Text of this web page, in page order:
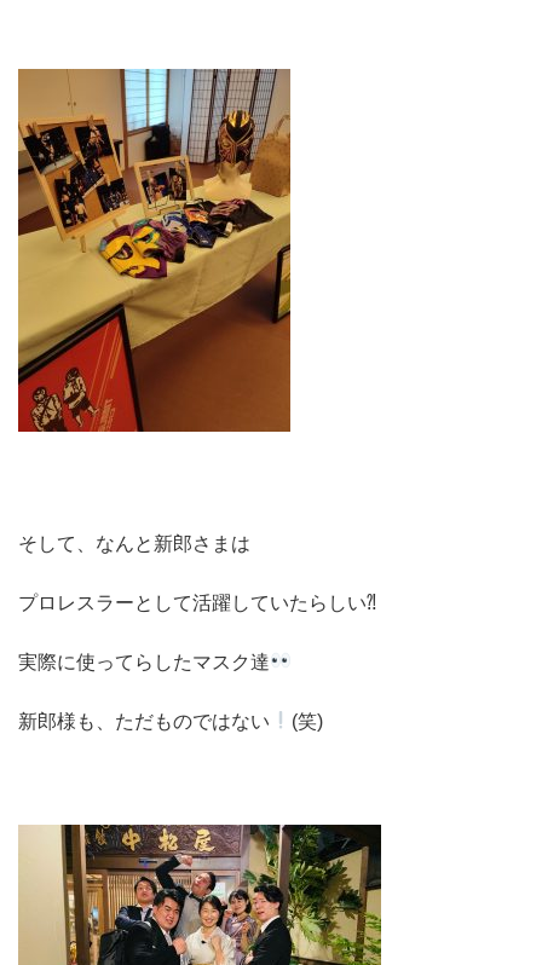
そして、なんと新郎さまは
プロレスラーとして活躍していたらしい⁈
実際に使ってらしたマスク達
新郎様も、ただものではない (笑)